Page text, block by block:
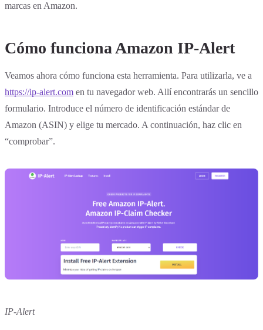
marcas en Amazon.
Cómo funciona Amazon IP-Alert
Veamos ahora cómo funciona esta herramienta. Para utilizarla, ve a
https://ip-alert.com en tu navegador web. Allí encontrarás un sencillo
formulario. Introduce el número de identificación estándar de
Amazon (ASIN) y elige tu mercado. A continuación, haz clic en
“comprobar”.
IP-Alert